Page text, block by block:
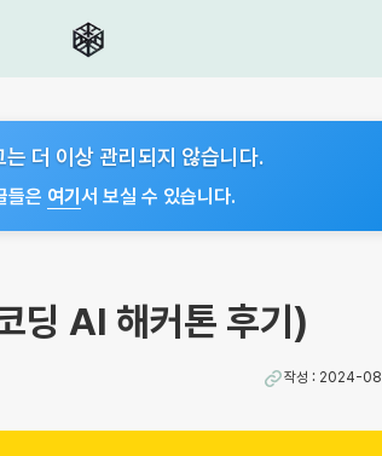
는 더 이상 관리되지 않습니다.
들은 여기 서 보실 수 있습니다.
딩 AI 해커톤 후기)
작성 : 2024-